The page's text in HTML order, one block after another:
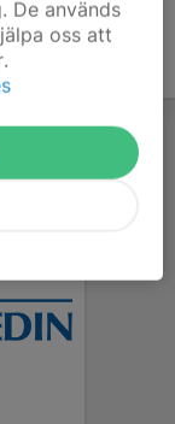
De används
oss att